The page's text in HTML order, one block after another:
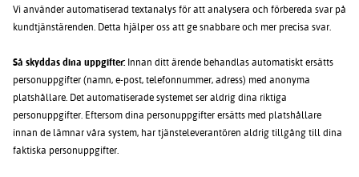
Vi använder automatiserad textanalys för att analysera och förbereda svar på
kundtjänstärenden. Detta hjälper oss att ge snabbare och mer precisa svar.
Så skyddas dina uppgifter: Innan ditt ärende behandlas automatiskt ersätts
personuppgifter (namn, e-post, telefonnummer, adress) med anonyma
platshållare. Det automatiserade systemet ser aldrig dina riktiga
personuppgifter. Eftersom dina personuppgifter ersätts med platshållare
innan de lämnar våra system, har tjänsteleverantören aldrig tillgång till dina
faktiska personuppgifter.